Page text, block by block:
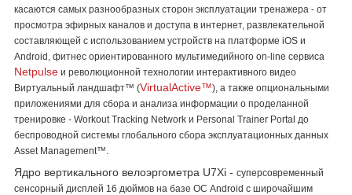
касаются самых разнообразных сторон эксплуатации тренажера - от
просмотра эфирных каналов и доступа в интернет, развлекательной
составляющей с использованием устройств на платформе iOS и
Android, фитнес ориентированного мультимедийного on-line сервиса
Netpulse и революционной технологии интерактивного видео
Виртуальный ландшафт™ (VirtualActive™), а также опциональными
приложениями для сбора и анализа информации о проделанной
тренировке - Workout Tracking Network и Personal Trainer Portal до
беспроводной системы глобального сбора эксплуатационных данных
Asset Management™
Ядро вертикального велоэргометра U7Xi - суперсовременный
сенсорный дисплей 16 дюймов на базе ОС Android с широчайшим